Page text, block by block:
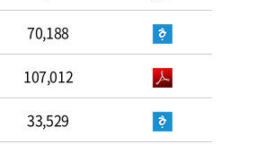
70,188
107,012
33,529